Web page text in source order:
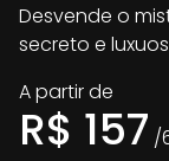
Desvende o
secreto e
A partir de
R$ 157 /